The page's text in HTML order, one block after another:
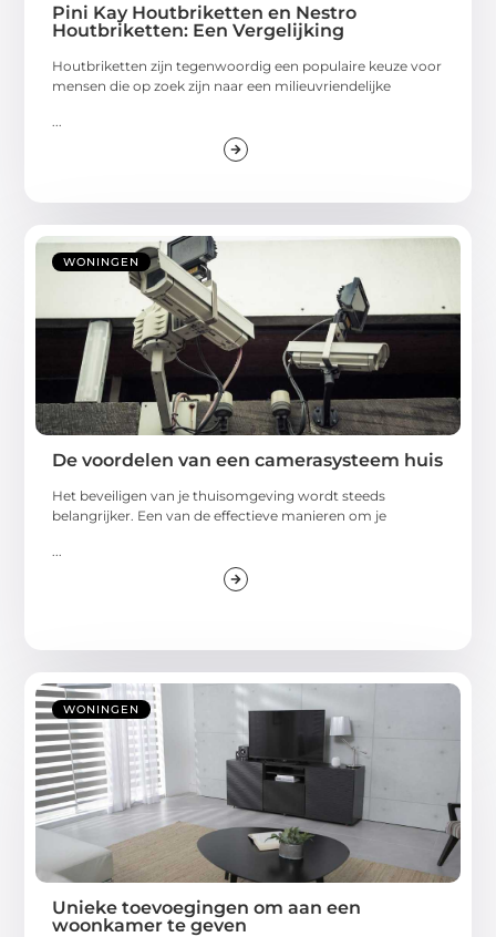
Pini Kay Houtbriketten en Nestro
Houtbriketten: Een Vergelijking
Houtbriketten zijn tegenwoordig een populaire keuze voor
mensen die op zoek zijn naar een milieuvriendelijke
WONINGEN
De voordelen van een camerasysteem huis
Het beveiligen van je thuisomgeving wordt steeds
belangrijker. Een van de effectieve manieren om je
...
WONINGEN
Unieke toevoegingen om aan een
woonkamer te geven